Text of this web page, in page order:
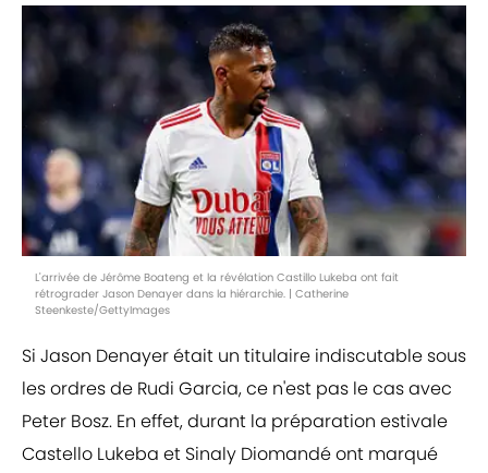
L'arrivée de Jérôme Boateng et la révélation Castillo Lukeba ont fait
rétrograder Jason Denayer dans la hiérarchie. | Catherine
Steenkeste/GettyImages
Si Jason Denayer était un titulaire indiscutable sous
les ordres de Rudi Garcia, ce n'est pas le cas avec
Peter Bosz. En effet, durant la préparation estivale
Castello Lukeba et Sinaly Diomandé ont marqué